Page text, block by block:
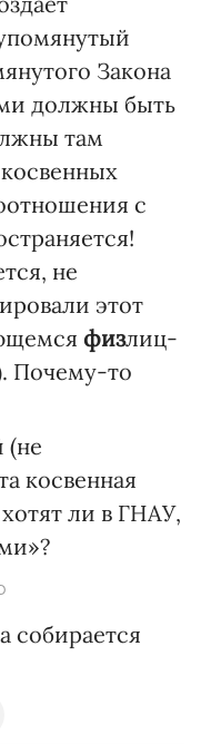
Закона
должны быть
там
с
не
этот
физлиц-
Почему-то
(не
косвенная
ли в ГНАУ,
собирается